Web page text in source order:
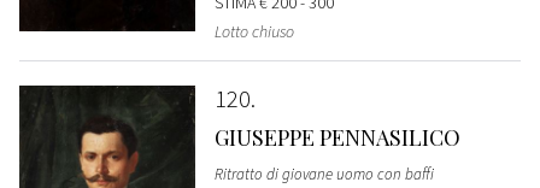
Lotto chiuso
120
GIUSEPPE PENNASILICO
Ritratto di giovane uomo con baffi